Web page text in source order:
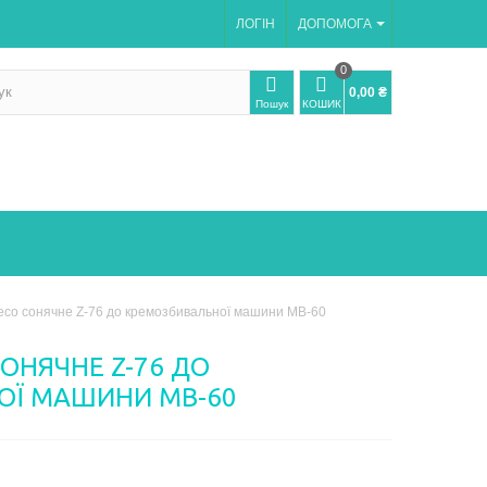
ДОПОМОГА
ЛОГІН
Пошук КОШИК
0
0,00 ₴
сонячне Z-76 до кремозбивальної машини МВ-60
Z-76 ДО
МАШИНИ МВ-60